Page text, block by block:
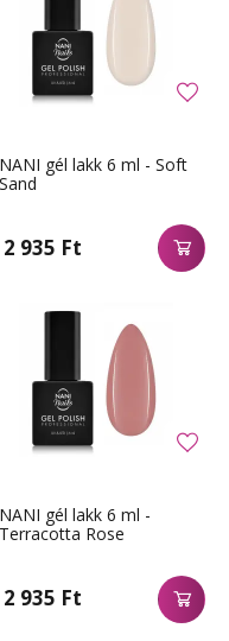
NANI gél lakk 6 ml - Soft
Sand
2 935 Ft
NANI gél lakk 6 ml -
Terracotta Rose
2 935 Ft